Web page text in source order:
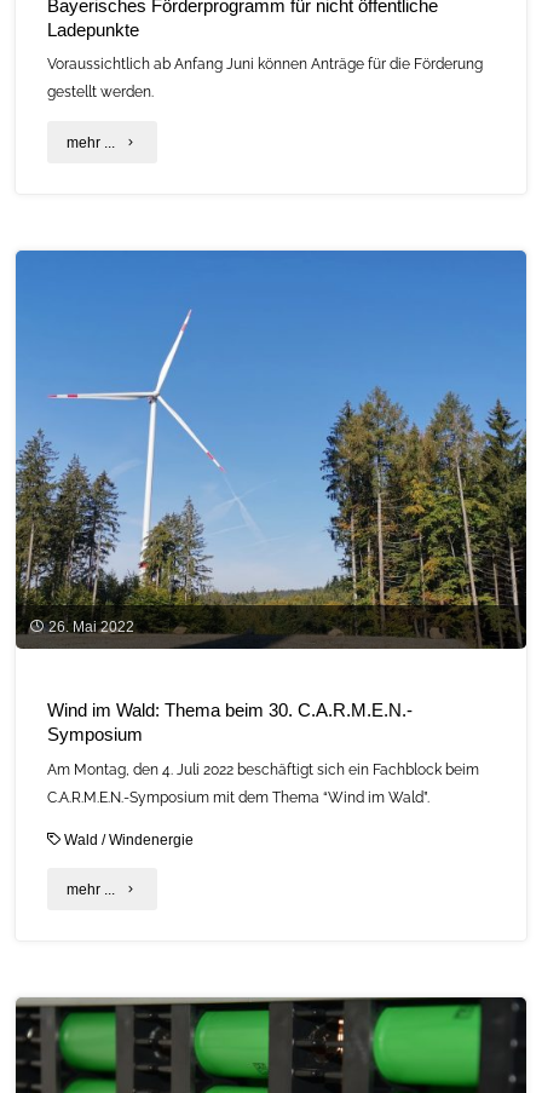
Bayerisches Förderprogramm für nicht öffentliche
Ladepunkte
Voraussichtlich ab Anfang Juni können Anträge für die Förderung
gestellt werden.
mehr ... "Bayerisches
Ladepunkte"
26. Mai 2022
Wind im Wald: Thema beim 30. C.A.R.M.E.N.-
Symposium
Am Montag, den 4. Juli 2022 beschäftigt sich ein Fachblock beim
C.A.R.M.E.N.-Symposium mit dem Thema “Wind im Wald”.
Wald /Windenergie
mehr ... "Wind
Thema